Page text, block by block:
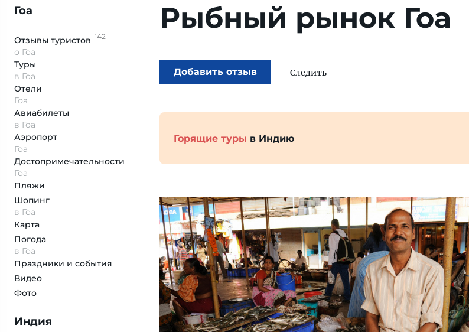
Гоа
Отзывы туристов 142
о Гоа
Туры
в Гоа
Отели
Гоа
Авиабилеты
в Гоа
Аэропорт
Гоа
Достопримеча­тельности
Гоа
Пляжи
Шопинг
в Гоа
Карта
Погода
в Гоа
Праздники и события
Видео
Фото
Индия
Рыбный рынок Гоа
Добавить отзыв Следить
Горящие туры в Индию